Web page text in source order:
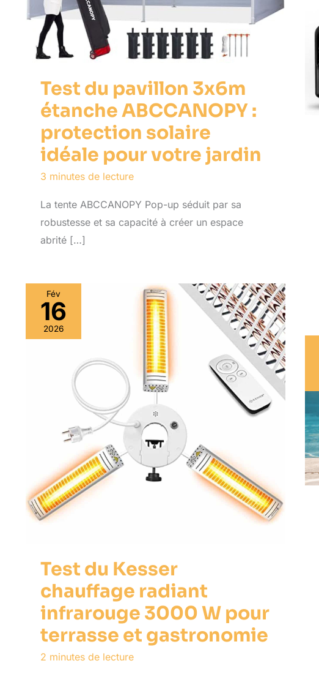
Test du pavillon 3x6m
étanche ABCCANOPY :
protection solaire
idéale pour votre jardin
3 minutes de lecture
La tente ABCCANOPY Pop-up séduit par sa
robustesse et sa capacité à créer un espace
abrité […]
Fév
16
2026
Test du Kesser
chauffage radiant
infrarouge 3000 W pour
terrasse et gastronomie
2 minutes de lecture